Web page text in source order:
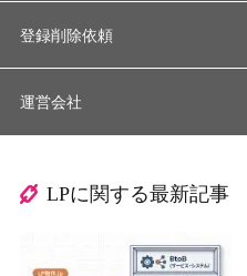
登録削除依頼
運営会社
LPに関する最新記事